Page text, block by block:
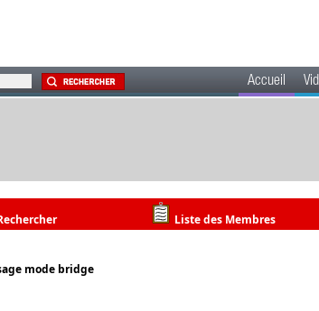
Accueil
Liste des Membres
mode bridge